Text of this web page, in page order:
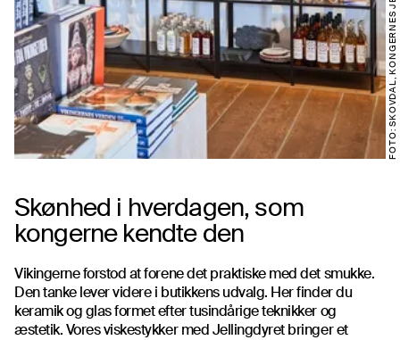
FOTO: SKOVDAL, KONGERNES JELLING
Skønhed i hverdagen, som
kongerne kendte den
Vikingerne forstod at forene det praktiske med det smukke.
Den tanke lever videre i butikkens udvalg. Her finder du
keramik og glas formet efter tusindårige teknikker og
æstetik. Vores viskestykker med Jellingdyret bringer et